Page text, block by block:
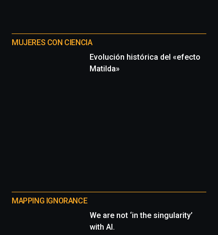
MUJERES CON CIENCIA
Evolución histórica del «efecto
Matilda»
MAPPING IGNORANCE
We are not ‘in the singularity’
with AI.